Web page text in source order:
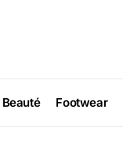
Beauté Footwear